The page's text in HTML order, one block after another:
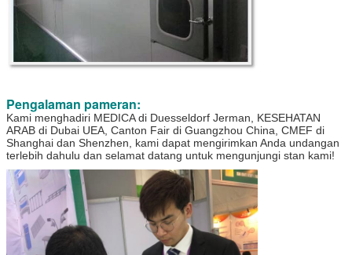
Pengalaman pameran:
Kami menghadiri MEDICA di Duesseldorf Jerman, KESEHATAN
ARAB di Dubai UEA, Canton Fair di Guangzhou China, CMEF di
Shanghai dan Shenzhen, kami dapat mengirimkan Anda undangan
terlebih dahulu dan selamat datang untuk mengunjungi stan kami!